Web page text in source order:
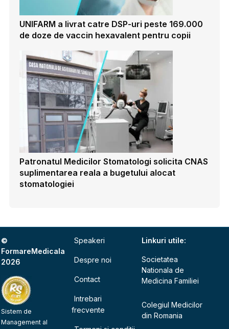
UNIFARM a livrat catre DSP-uri peste 169.000
de doze de vaccin hexavalent pentru copii
Patronatul Medicilor Stomatologi solicita CNAS
suplimentarea reala a bugetului alocat
stomatologiei
©
FormareMedicala
2026
Sistem de
Management al
Speakeri
Despre noi
Contact
Intrebari
frecvente
Linkuri utile:
Societatea
Nationala de
Medicina Familiei
Colegiul Medicilor
din Romania